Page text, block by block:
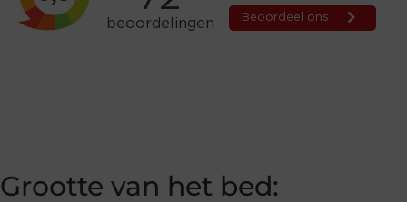
Grootte van het bed: